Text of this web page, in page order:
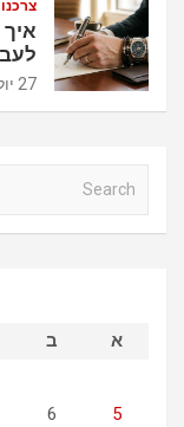
27 יולי, 2026
א
ב
5
6